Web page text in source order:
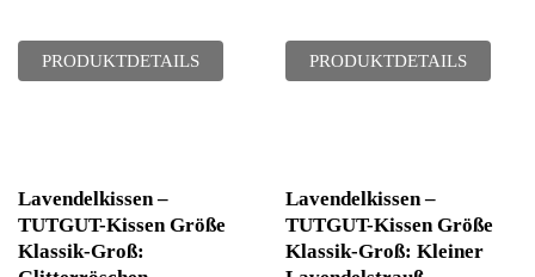
PRODUKTDETAILS PRODUKTDETAILS
Lavendelkissen –
TUTGUT-Kissen Größe
Klassik-Groß:
Lavendelkissen –
TUTGUT-Kissen Größe
Klassik-Groß: Kleiner